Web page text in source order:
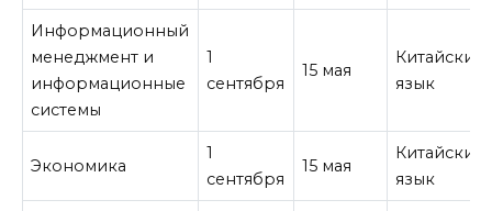
Информационный
менеджмент и
информационные
системы
1
сентября
15 мая
Китайский
язык
Экономика
1
сентября
15 мая
Китайский
язык